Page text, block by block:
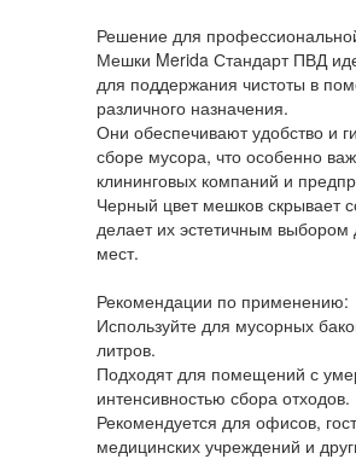
Решение для
Мешки Merida Стандарт ПВД
для поддержания чистоты в
различного назначения.
Они обеспечивают удобство и
сборе мусора, что особенно
клининговых компаний и
Черный цвет мешков скрывает
делает их эстетичным
мест.
Рекомендации по применению:
Используйте для мусорных
литров.
Подходят для помещений с
интенсивностью сбора отходов.
Рекомендуется для офисов,
медицинских учреждений и